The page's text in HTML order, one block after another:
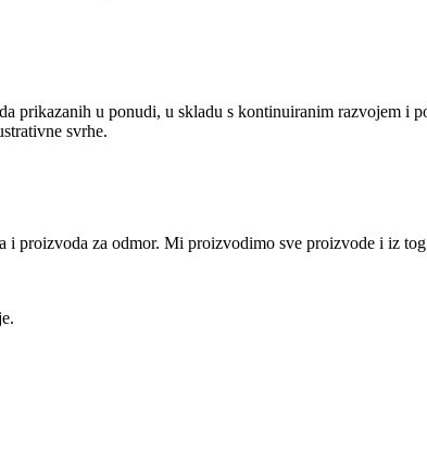
prikazanih u ponudi, u skladu s kontinuiranim razvojem i
svrhe.
proizvoda za odmor. Mi proizvodimo sve proizvode i iz